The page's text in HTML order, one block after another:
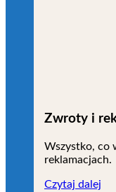
Zwroty i
Wszystko, co
reklamacjach.
Czytaj dalej